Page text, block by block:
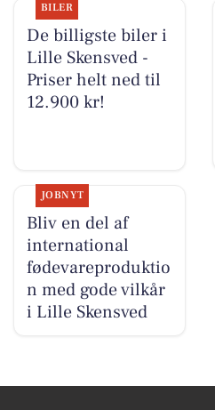
BILER
De billigste biler i
Lille Skensved -
Priser helt ned til
12.900 kr!
JOBNYT
Bliv en del af
international
fødevareproduktio
n med gode vilkår
i Lille Skensved